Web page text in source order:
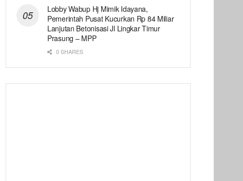
Lobby Wabup Hj Mimik Idayana,
Pemerintah Pusat Kucurkan Rp 84 Miliar
Lanjutan Betonisasi Jl Lingkar Timur
Prasung – MPP
0 SHARES